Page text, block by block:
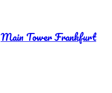
Main Tower Frankfurt